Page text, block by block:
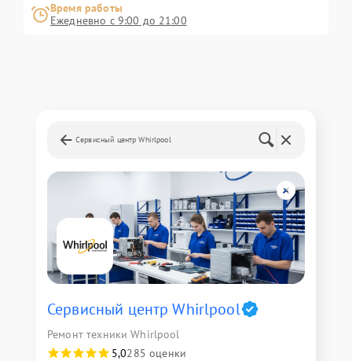
Время работы
Ежедневно с 9:00 до 21:00
Сервисный центр Whirlpool
Сервисный центр Whirlpool
Ремонт техники Whirlpool
5,0285 оценки